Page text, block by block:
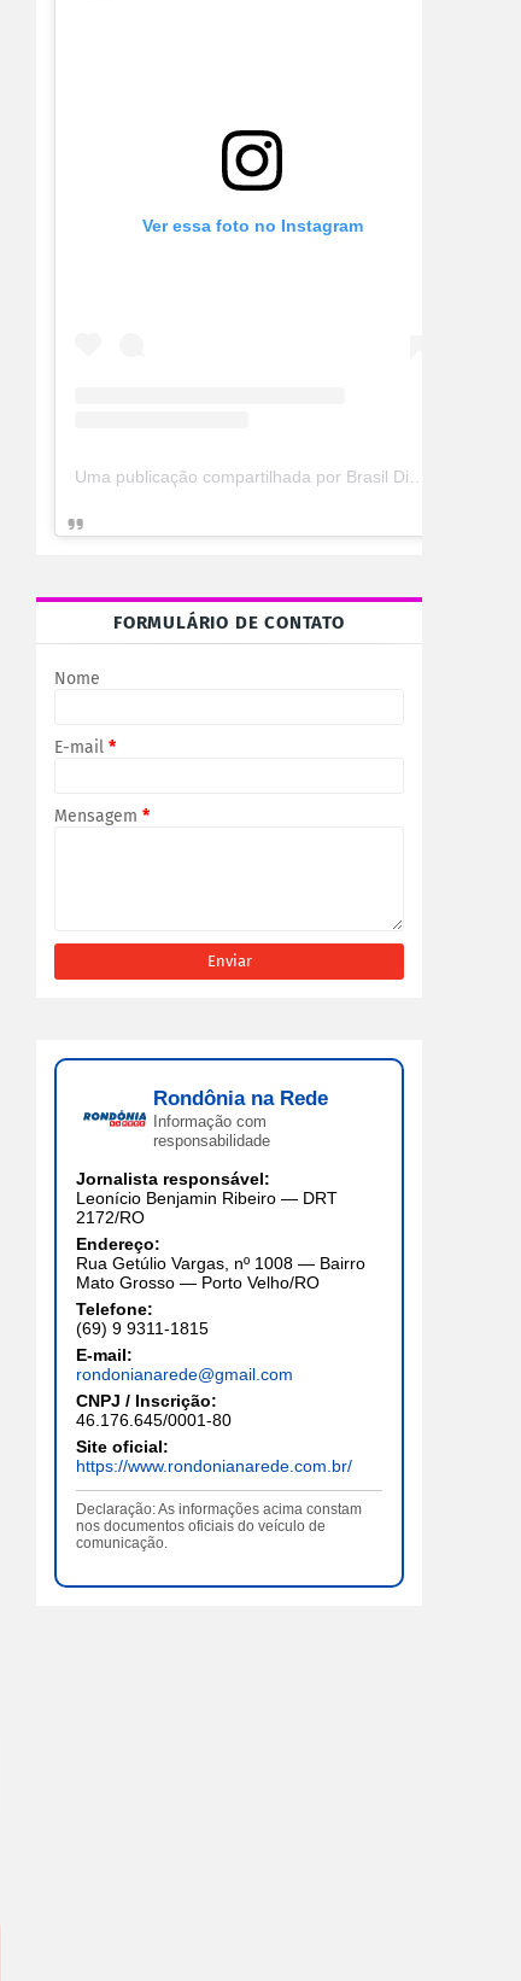
Ver essa foto no Instagram
FORMULÁRIO DE CONTATO
Nome
E-mail *
Mensagem *
Rondônia na Rede
Informação com
responsabilidade
Jornalista responsável:
Leonício Benjamin Ribeiro — DRT
2172/RO
Endereço:
Rua Getúlio Vargas, nº 1008 — Bairro
Mato Grosso — Porto Velho/RO
Telefone:
(69) 9 9311-1815
E-mail:
rondonianarede@gmail.com
CNPJ / Inscrição:
46.176.645/0001-80
Site oficial:
https://www.rondonianarede.com.br/
Declaração: As informações acima constam
nos documentos oficiais do veículo de
comunicação.